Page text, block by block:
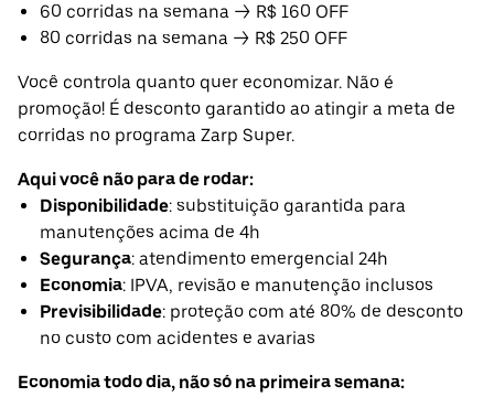
60 corridas na semana → R$ 160 OFF
80 corridas na semana → R$ 250 OFF
Você controla quanto quer economizar. Não é
promoção! É desconto garantido ao atingir a meta de
corridas no programa Zarp Super.
Aqui você não para de rodar:
Disponibilidade: substituição garantida para
manutenções acima de 4h
Segurança: atendimento emergencial 24h
Economia: IPVA, revisão e manutenção inclusos
Previsibilidade: proteção com até 80% de desconto
no custo com acidentes e avarias
Economia todo dia, não só na primeira semana: